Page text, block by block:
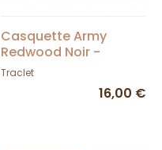
Casquette Army
Redwood Noir -
Traclet
Traclet
16,00 €